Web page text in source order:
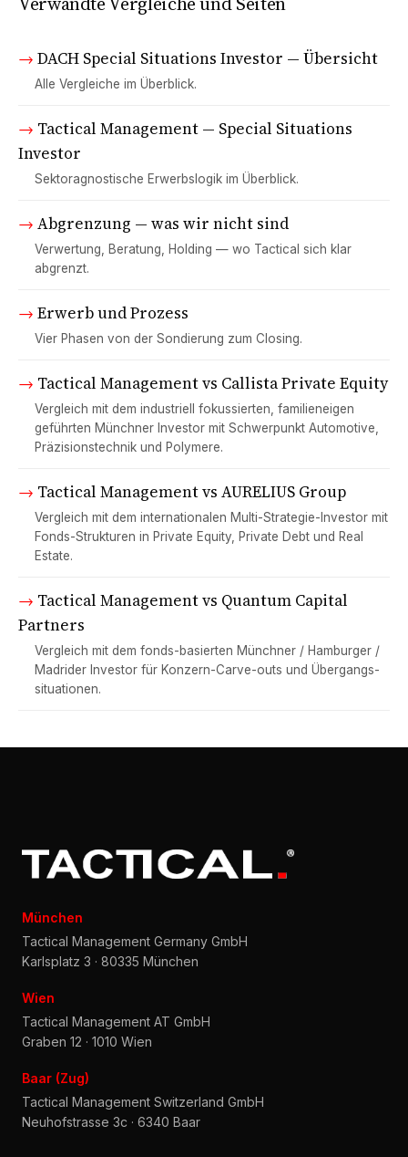
→ DACH Special Situations Investor — Übersicht
Alle Vergleiche im Überblick.
→ Tactical Management — Special Situations
Investor
Sektoragnostische Erwerbslogik im Überblick.
→ Abgrenzung — was wir nicht sind
Verwertung, Beratung, Holding — wo Tactical sich klar
abgrenzt.
→ Erwerb und Prozess
Vier Phasen von der Sondierung zum Closing.
→ Tactical Management vs Callista Private Equity
Vergleich mit dem industriell fokussierten, familieneigen
geführten Münchner Investor mit Schwerpunkt Automotive,
Präzisionstechnik und Polymere.
→ Tactical Management vs AURELIUS Group
Vergleich mit dem internationalen Multi-Strategie-Investor mit
Fonds-Strukturen in Private Equity, Private Debt und Real
Estate.
→ Tactical Management vs Quantum Capital
Partners
Vergleich mit dem fonds-basierten Münchner / Hamburger /
Madrider Investor für Konzern-Carve-outs und Übergangs­
situationen.
München
Tactical Management Germany GmbH
Karlsplatz 3 · 80335 München
Wien
Tactical Management AT GmbH
Graben 12 · 1010 Wien
Baar (Zug)
Tactical Management Switzerland GmbH
Neuhofstrasse 3c · 6340 Baar